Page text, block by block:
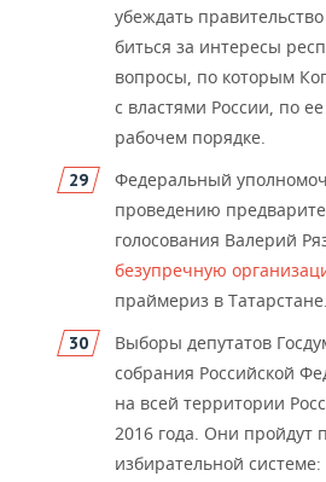
убеждать
биться за интересы
вопросы, по которым
с властями России, по
рабочем порядке.
Федеральный
проведению
голосования Валерий
безупречную
праймериз в Татарстане.
Выборы депутатов
собрания Российской
на всей территории
2016 года. Они пройдут
избирательной